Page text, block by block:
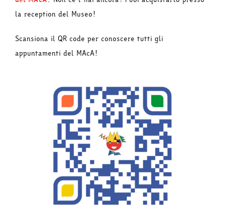
la reception del Museo!
Scansiona il QR code per conoscere tutti gli
appuntamenti del MAcA!